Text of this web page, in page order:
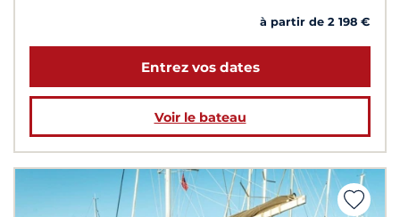
à partir de 2 198 €
Entrez vos dates
Voir le bateau